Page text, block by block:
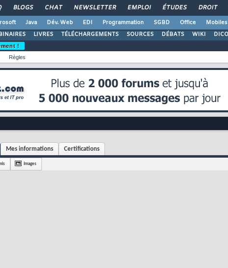
BLOGS CHAT NEWSLETTER EMPLOI ÉTUDES DROIT
Java Dév. Web EDI Programmation SGBD Office Mobiles
LIVRES TÉLÉCHARGEMENTS SOURCES DÉBATS WIKI DICO
!
Règles
Mes informations Certifications
Images